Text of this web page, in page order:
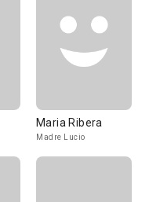
Maria Ribera
Madre Lucio